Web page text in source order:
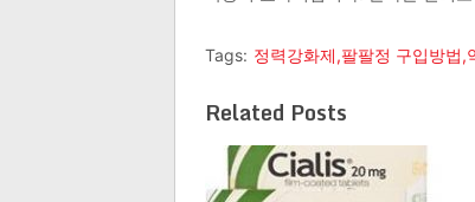
Tags: 정력강화제,팔팔정 구입방법
Related Posts